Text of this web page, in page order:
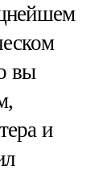
вы
и